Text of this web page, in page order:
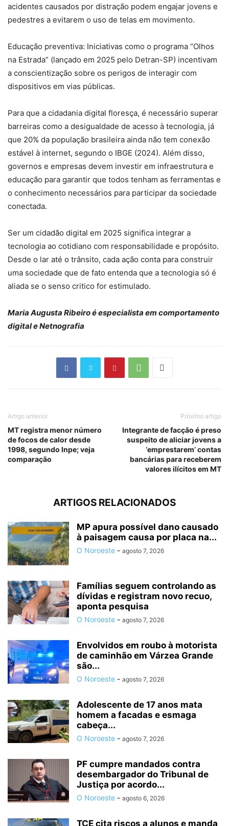
acidentes causados por distração podem engajar jovens e
pedestres a evitarem o uso de telas em movimento.
Educação preventiva: Iniciativas como o programa “Olhos
na Estrada” (lançado em 2025 pelo Detran-SP) incentivam
a conscientização sobre os perigos de interagir com
dispositivos em vias públicas.
Para que a cidadania digital floresça, é necessário superar
barreiras como a desigualdade de acesso à tecnologia, já
que 20% da população brasileira ainda não tem conexão
estável à internet, segundo o IBGE (2024). Além disso,
governos e empresas devem investir em infraestrutura e
educação para garantir que todos tenham as ferramentas e
o conhecimento necessários para participar da sociedade
conectada.
Ser um cidadão digital em 2025 significa integrar a
tecnologia ao cotidiano com responsabilidade e propósito.
Desde o lar até o trânsito, cada ação conta para construir
uma sociedade que de fato entenda que a tecnologia só é
aliada se o senso critico for estimulado.
Maria Augusta Ribeiro é especialista em comportamento
digital e Netnografia
Artigo anterior
MT registra menor número
de focos de calor desde
1998, segundo Inpe; veja
comparação
Próximo artigo
Integrante de facção é preso
suspeito de aliciar jovens a
‘emprestarem’ contas
bancárias para receberem
valores ilícitos em MT
ARTIGOS RELACIONADOS
MP apura possível dano causado
à paisagem causa por placa na...
O Noroeste - agosto 7, 2026
Famílias seguem controlando as
dívidas e registram novo recuo,
aponta pesquisa
O Noroeste - agosto 7, 2026
Envolvidos em roubo à motorista
de caminhão em Várzea Grande
são...
O Noroeste - agosto 7, 2026
Adolescente de 17 anos mata
homem a facadas e esmaga
cabeça...
O Noroeste - agosto 7, 2026
PF cumpre mandados contra
desembargador do Tribunal de
Justiça por acordo...
O Noroeste - agosto 6, 2026
TCE cita riscos a alunos e manda